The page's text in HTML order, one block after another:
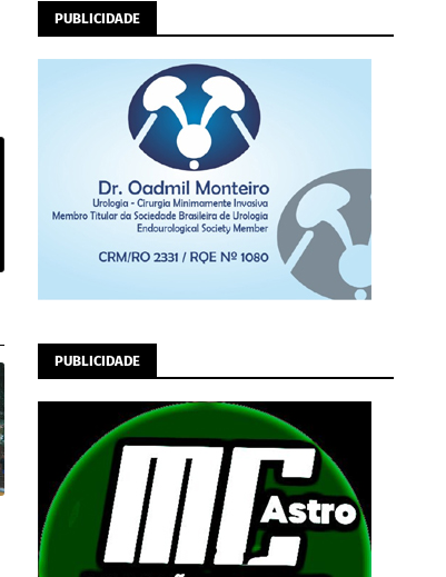
PUBLICIDADE
PUBLICIDADE